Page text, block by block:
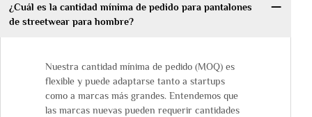
¿Cuál es la cantidad mínima de pedido para pantalones
de streetwear para hombre?
Nuestra cantidad mínima de pedido (MOQ) es
flexible y puede adaptarse tanto a startups
como a marcas más grandes. Entendemos que
las marcas nuevas pueden requerir cantidades